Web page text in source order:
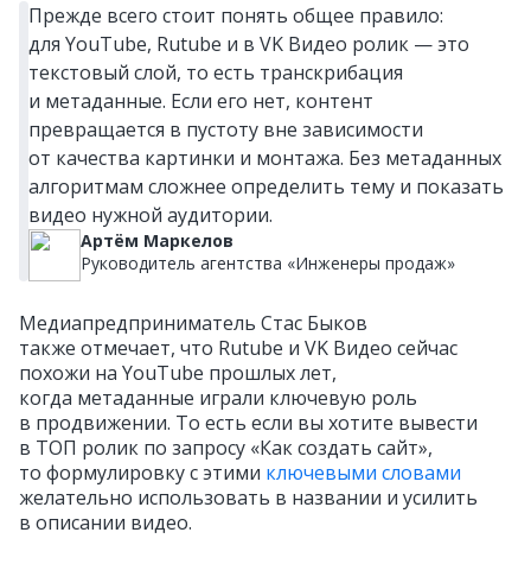
Прежде всего стоит понять общее правило:
для YouTube, Rutube и в VK Видео ролик — это
текстовый слой, то есть транскрибация
и метаданные. Если его нет, контент
превращается в пустоту вне зависимости
от качества картинки и монтажа. Без метаданных
алгоритмам сложнее определить тему и показать
видео нужной аудитории.
Артём Маркелов
Руководитель агентства «Инженеры продаж»
Медиапредприниматель Стас Быков
также отмечает, что Rutube и VK Видео сейчас
похожи на YouTube прошлых лет,
когда метаданные играли ключевую роль
в продвижении. То есть если вы хотите вывести
в ТОП ролик по запросу «Как создать сайт»,
то формулировку с этими ключевыми словами
желательно использовать в названии и усилить
в описании видео.